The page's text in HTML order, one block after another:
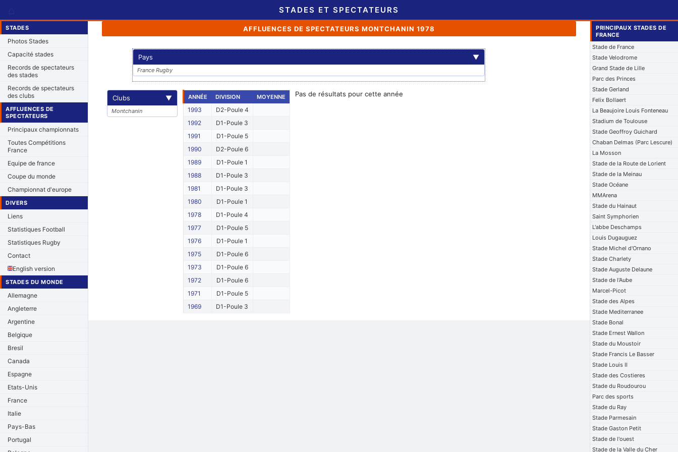
STADES ET SPECTATEURS
STADES
Photos Stades
Capacité stades
Records de spectateurs
des stades
Records de spectateurs
des clubs
AFFLUENCES DE
SPECTATEURS
Principaux championnats
Toutes Compétitions
France
Equipe de france
Coupe du monde
Championnat d'europe
DIVERS
Liens
Statistiques Football
Statistiques Rugby
Contact
English version
STADES DU MONDE
Allemagne
Angleterre
Argentine
Belgique
Bresil
Canada
Espagne
Etats-Unis
France
Italie
Pays-Bas
Portugal
AFFLUENCES DE SPECTATEURS MONTCHANIN 1978
Pays ▼
France Rugby
Clubs ▼
Montchanin
ANNÉE DIVISION MOYENNE
1993
D2-Poule 4
1992
D1-Poule 3
1991
D1-Poule 5
1990
D2-Poule 6
1989
D1-Poule 1
1988
D1-Poule 3
1981
D1-Poule 3
1980
D1-Poule 1
1978
D1-Poule 4
1977
D1-Poule 5
1976
D1-Poule 1
1975
D1-Poule 6
1973
D1-Poule 6
1972
D1-Poule 6
1971
D1-Poule 5
1969
D1-Poule 3
Pas de résultats pour cette année
PRINCIPAUX STADES DE
FRANCE
Stade de France
Stade Velodrome
Grand Stade de Lille
Parc des Princes
Stade Gerland
Felix Bollaert
La Beaujoire Louis Fonteneau
Stadium de Toulouse
Stade Geoffroy Guichard
Chaban Delmas (Parc Lescure)
La Mosson
Stade de la Route de Lorient
Stade de la Meinau
Stade Océane
MMArena
Stade du Hainaut
Saint Symphorien
L'abbe Deschamps
Louis Dugauguez
Stade Michel d'Ornano
Stade Charlety
Stade Auguste Delaune
Stade de l'Aube
Marcel-Picot
Stade des Alpes
Stade Mediterranee
Stade Bonal
Stade Ernest Wallon
Stade du Moustoir
Stade Francis Le Basser
Stade Louis II
Stade des Costieres
Stade du Roudourou
Parc des sports
Stade du Ray
Stade Parmesain
Stade Gaston Petit
Stade de l'ouest
Stade de la Valle du Cher